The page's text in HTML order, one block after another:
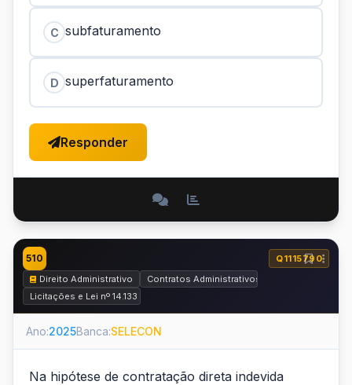
C subfaturamento
D superfaturamento
Responder
510
Q1115790
Direito Administrativo
Contratos Administrativos
Licitações e Lei nº 14.133 de 2021
Ano:2025Banca:SELECON
Na hipótese de contratação direta indevida